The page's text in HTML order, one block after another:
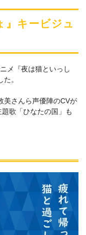
』キービジュ
メ『夜は猫といっし
。
美さんら声優陣のCVが
歌「ひなたの国」も